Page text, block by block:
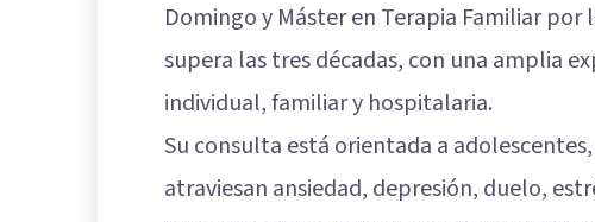
Domingo y Máster en Terapia Familiar por
supera las tres décadas, con una amplia
individual, familiar y hospitalaria.
Su consulta está orientada a
atraviesan ansiedad, depresión, duelo,